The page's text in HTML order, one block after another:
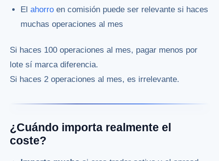
Elahorro en comisión puede ser relevante si haces
muchas operaciones al mes
Si haces 100 operaciones al mes, pagar menos por
lote sí marca diferencia.
Si haces 2 operaciones al mes, es irrelevante.
¿Cuándo importa realmente el
coste?